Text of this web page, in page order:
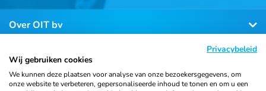
Over OIT bv
Klantenservice
Privacybeleid
Wij gebruiken cookies
We kunnen deze plaatsen voor analyse van onze bezoekersgegevens, om
onze website te verbeteren, gepersonaliseerde inhoud te tonen en om u een